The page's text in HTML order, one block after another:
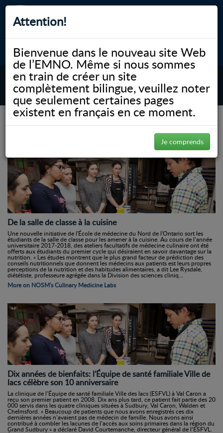
Attention!
Bienvenue dans le nouveau site Web
de l’EMNO. Même si nous sommes
en train de créer un site
complètement bilingue, veuillez noter
que seulement certaines pages
existent en français en ce moment.
Je comprends
myNOSM Accessibilité A- A+ English
MENU
NOSM.ca Gallery(Page 93)
De la salle de classe à la cuisine
Une nouvelle initiative de l'École de médecine du Nord de l'Ontario sort les
étudiants de la salle de classe pour les amener à la cuisine. Au cours de l’année
universitaire 2017-2018, des ateliers facultatifs de médecine culinaire ont été
offerts aux étudiants du premier cycle qui désiraient en savoir davantage sur la
nutrition. « Les études montrent que le plus grand facteur de prédiction des
conseils nutritionnels que donnent les médecins aux patients est leurs propres
perceptions de la nutrition et des habitudes alimentaires, a dit Lee Rysdale,
diététiste, professeure agrégée dans la Division des sciences cliniq...
More on NOSM's Culinary Medicine Labs
Dix années de bienfaits: l’Équipe de santé familiale Ville de
lacs célèbre son 10 anniversaire
La clinique de l’Équipe de santé familiale Ville des lacs (ESFVL) à Val Caron a
reçu son premier patient en 2008. Dix ans plus tard, ce patient fait partie des 20
000 servis dans les quatre cliniques situées à Sudbury, Val Caron, Walden et
Chelmsford. « Beaucoup de patients que nous avons enregistrés ces dix
dernières années n’avaient pas de médecin de famille. Nous avons ainsi
contribué à combler les lacunes de l’accès aux soins primaires dans la région du
Grand Sudbury » a déclaré David Courtemanche, directeur général de l’ESFVL.